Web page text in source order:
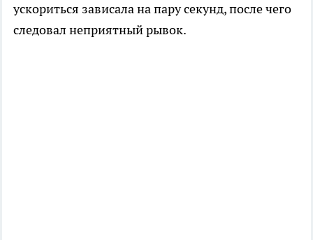
ускориться зависала на пару секунд, после чего
следовал неприятный рывок.